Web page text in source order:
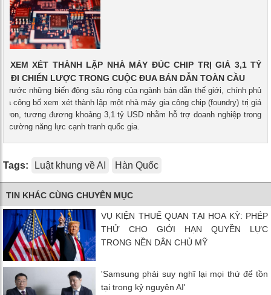
XEM XÉT THÀNH LẬP NHÀ MÁY ĐÚC CHIP TRỊ GIÁ 3,1 TỶ
ĐI CHIẾN LƯỢC TRONG CUỘC ĐUA BÁN DẪN TOÀN CẦU
Trước những biến động sâu rộng của ngành bán dẫn thế giới, chính phủ
công bố xem xét thành lập một nhà máy gia công chip (foundry) trị giá
won, tương đương khoảng 3,1 tỷ USD nhằm hỗ trợ doanh nghiệp trong
cường năng lực cạnh tranh quốc gia.
Tags: Luật khung về AI Hàn Quốc
TIN KHÁC CÙNG CHUYÊN MỤC
VỤ KIỆN THUẾ QUAN TẠI HOA KỲ: PHÉP
THỬ CHO GIỚI HẠN QUYỀN LỰC
TRONG NỀN DÂN CHỦ MỸ
'Samsung phải suy nghĩ lại mọi thứ để tồn
tại trong kỷ nguyên AI'